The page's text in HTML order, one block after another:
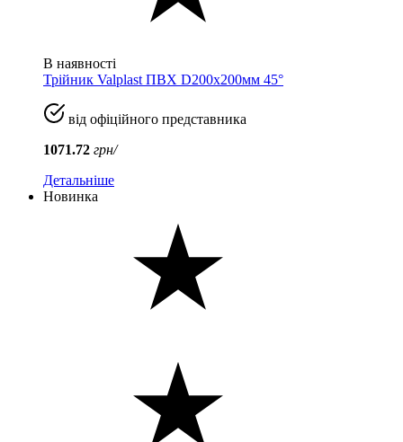
В наявності
Трійник Valplast ПВХ D200x200мм 45°
від офіційного представника
1071.72 грн/
Детальніше
Новинка